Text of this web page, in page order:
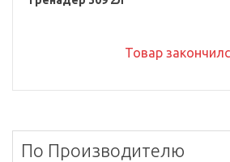
Товар
По Производителю